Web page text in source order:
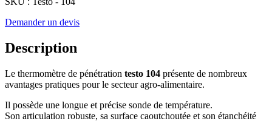
Demander un devis
Description
Le thermomètre de pénétration testo 104 présente de nombreux
avantages pratiques pour le secteur agro-alimentaire.
Il possède une longue et précise sonde de température.
Son articulation robuste, sa surface caoutchoutée et son étanchéité